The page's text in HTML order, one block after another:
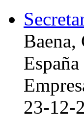
Baena,
España
23-12-